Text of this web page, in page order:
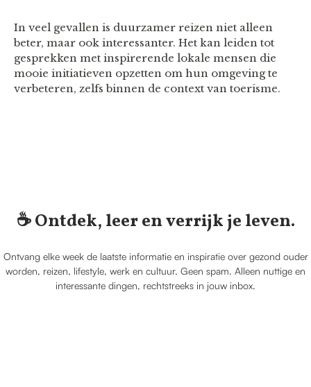
In veel gevallen is duurzamer reizen niet alleen
beter, maar ook interessanter. Het kan leiden tot
gesprekken met inspirerende lokale mensen die
mooie initiatieven opzetten om hun omgeving te
verbeteren, zelfs binnen de context van toerisme.
☕️ Ontdek, leer en verrijk je leven.
Ontvang elke week de laatste informatie en inspiratie over gezond ouder
worden, reizen, lifestyle, werk en cultuur. Geen spam. Alleen nuttige en
interessante dingen, rechtstreeks in jouw inbox.